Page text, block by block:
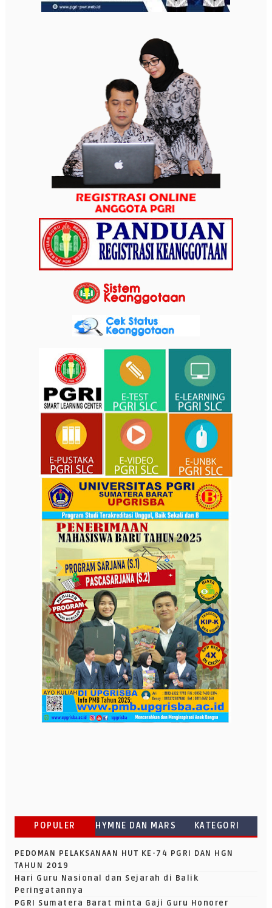
POPULER HYMNE DAN MARS KATEGORI
PEDOMAN PELAKSANAAN HUT KE-74 PGRI DAN HGN
TAHUN 2019
Hari Guru Nasional dan Sejarah di Balik
Peringatannya
PGRI Sumatera Barat minta Gaji Guru Honorer